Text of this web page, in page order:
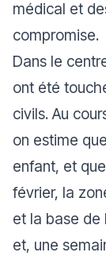
médical et
compromise.
Dans le
ont été
civils. Au
on estime
enfant, et
février, la
et la base de
et, une